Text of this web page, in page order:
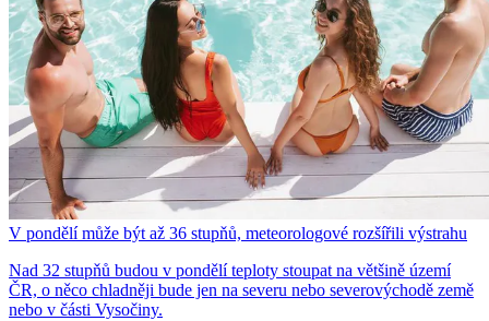
V pondělí může být až 36 stupňů, meteorologové rozšířili výstrahu
Nad 32 stupňů budou v pondělí teploty stoupat na většině území
ČR, o něco chladněji bude jen na severu nebo severovýchodě země
nebo v části Vysočiny.